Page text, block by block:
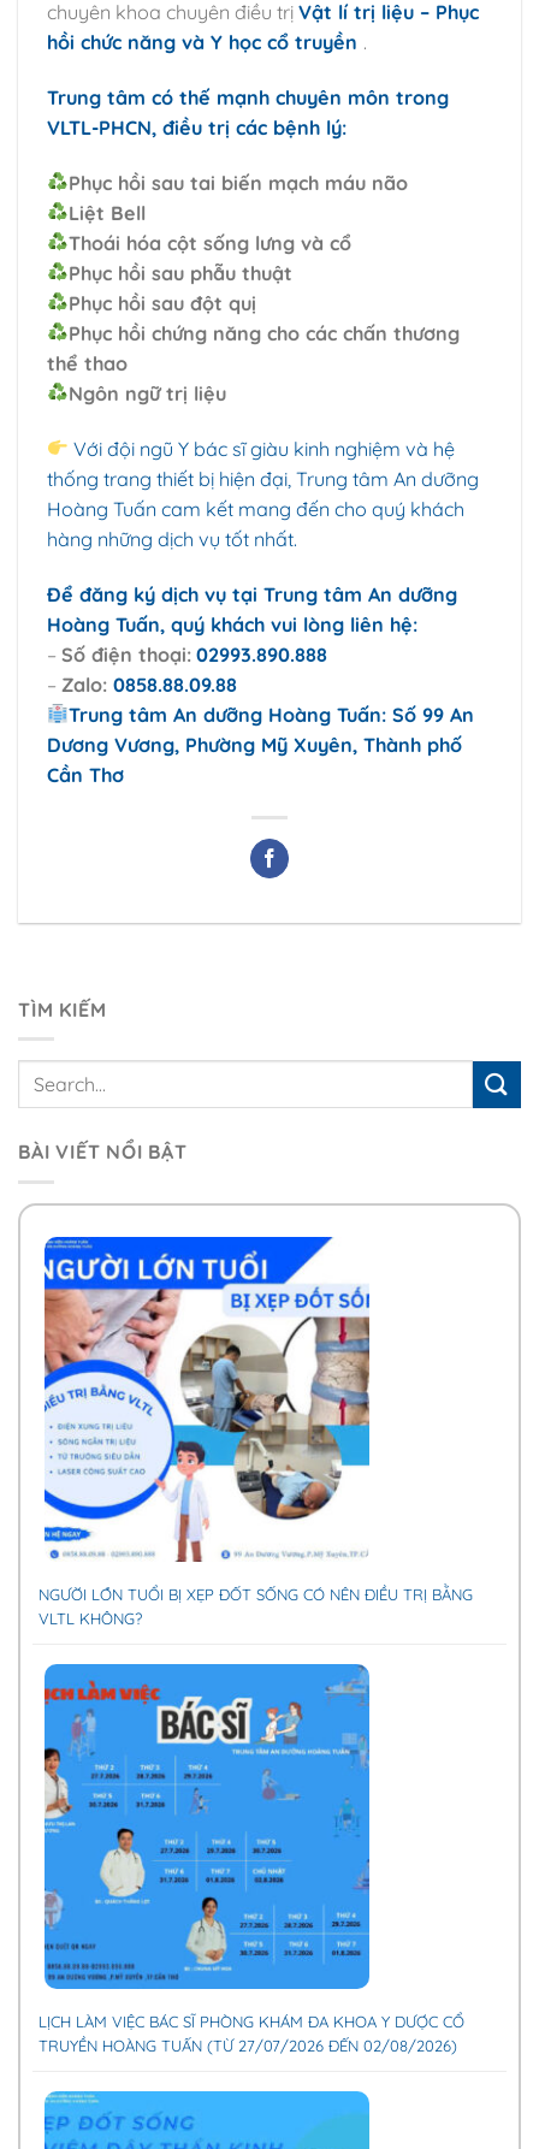
chuyên khoa chuyên điều trị Vật lí trị liệu – Phục
hồi chức năng và Y học cổ truyền .
Trung tâm có thế mạnh chuyên môn trong
VLTL-PHCN, điều trị các bệnh lý:
Phục hồi sau tai biến mạch máu não
Liệt Bell
Thoái hóa cột sống lưng và cổ
Phục hồi sau phẫu thuật
Phục hồi sau đột quị
Phục hồi chứng năng cho các chấn thương
thể thao
Ngôn ngữ trị liệu
Với đội ngũ Y bác sĩ giàu kinh nghiệm và hệ
thống trang thiết bị hiện đại, Trung tâm An dưỡng
Hoàng Tuấn cam kết mang đến cho quý khách
hàng những dịch vụ tốt nhất.
Để đăng ký dịch vụ tại Trung tâm An dưỡng
Hoàng Tuấn, quý khách vui lòng liên hệ:
– Số điện thoại: 02993.890.888
– Zalo: 0858.88.09.88
Trung tâm An dưỡng Hoàng Tuấn: Số 99 An
Dương Vương, Phường Mỹ Xuyên, Thành phố
Cần Thơ
TÌM KIẾM
BÀI VIẾT NỔI BẬT
NGƯỜI LỚN TUỔI BỊ XẸP ĐỐT SỐNG CÓ NÊN ĐIỀU TRỊ BẰNG
VLTL KHÔNG?
LỊCH LÀM VIỆC BÁC SĨ PHÒNG KHÁM ĐA KHOA Y DƯỢC CỔ
TRUYỀN HOÀNG TUẤN (TỪ 27/07/2026 ĐẾN 02/08/2026)